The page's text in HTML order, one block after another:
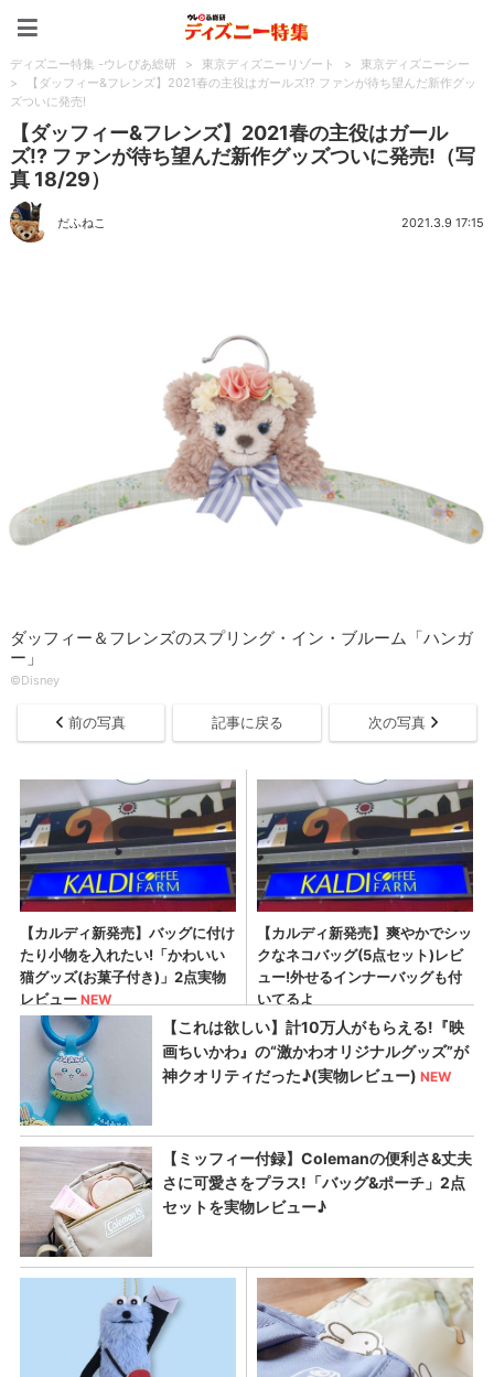
ディズニー特集 -ウレぴあ総研 > 東京ディズニーリゾート >
東京ディズニーシー
>
【ダッフィー&フレンズ】2021春の主役はガールズ!? ファンが待ち望んだ新作グッ
ズついに発売!
【ダッフィー&フレンズ】2021春の主役はガール
ズ!? ファンが待ち望んだ新作グッズついに発売!（写
真 18/29）
だふねこ 2021.3.9 17:15
ダッフィー＆フレンズのスプリング・イン・ブルーム「ハンガ
ー」
©Disney
前の写真 記事に戻る 次の写真